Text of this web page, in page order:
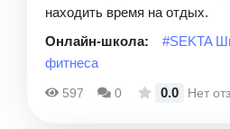
находить время на отдых.
Онлайн-школа:
#SEKTA
фитнеса
597 0 0.0 Нет